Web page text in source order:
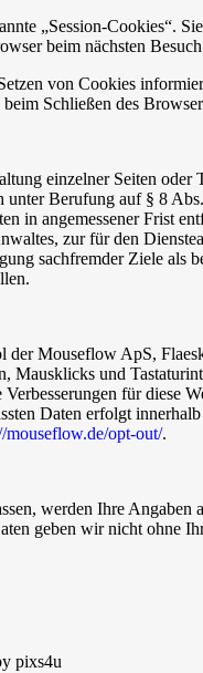
„Session-Cookies“.
beim nächsten
von Cookies
Schließen des
einzelner Seiten
Berufung auf § 8
in angemessener Frist
zur für den
sachfremder Ziele als
Mouseflow ApS,
Mausklicks und
für
Daten erfolgt
mouseflow.de/opt-out/.
werden Ihre
geben wir nicht ohne
pixs4u